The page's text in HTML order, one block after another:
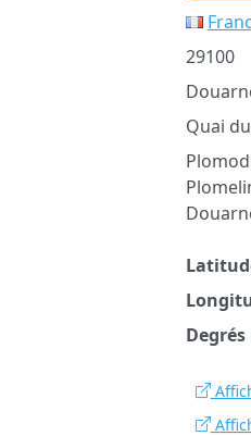
29100
Quai